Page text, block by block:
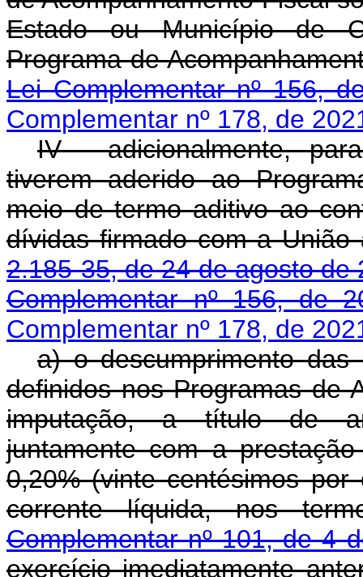
Estado ou Município de
Programa de
Lei Complementar nº 156,
Complementar nº 178, de
IV - adicionalmente,
tiverem aderido ao
meio de termo aditivo ao
dívidas firmado com a
2.185-35, de 24 de agosto de
Complementar nº 156, de
Complementar nº 178, de
a) o descumprimento das
definidos nos Programas de
imputação, a título de
juntamente com a
0,20% (vinte centésimos
corrente líquida, nos
Complementar nº 101, de 4
exercício imediatamente